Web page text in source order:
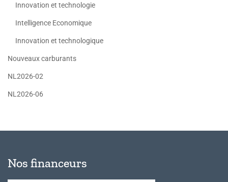
Innovation et technologie
Intelligence Economique
Innovation et technologique
Nouveaux carburants
NL2026-02
NL2026-06
Nos financeurs